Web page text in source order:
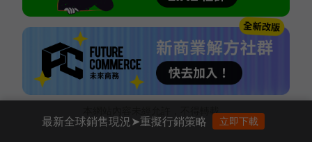
本網站內容未經允許，不得轉載。
最新全球銷售現況➤重擬行銷策略 立即下載